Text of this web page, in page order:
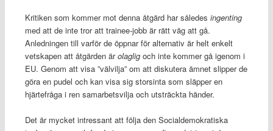
Kritiken som kommer mot denna åtgärd har således ingenting
med att de inte tror att trainee-jobb är rätt väg att gå.
Anledningen till varför de öppnar för alternativ är helt enkelt
vetskapen att åtgärden ärolagligoch inte kommer gå igenom i
EU. Genom att visa ”välvilja” om att diskutera ämnet slipper de
göra en pudel och kan visa sig storsinta som släpper en
hjärtefråga i ren samarbetsvilja och utsträckta händer.
Det är mycket intressant att följa den Socialdemokratiska